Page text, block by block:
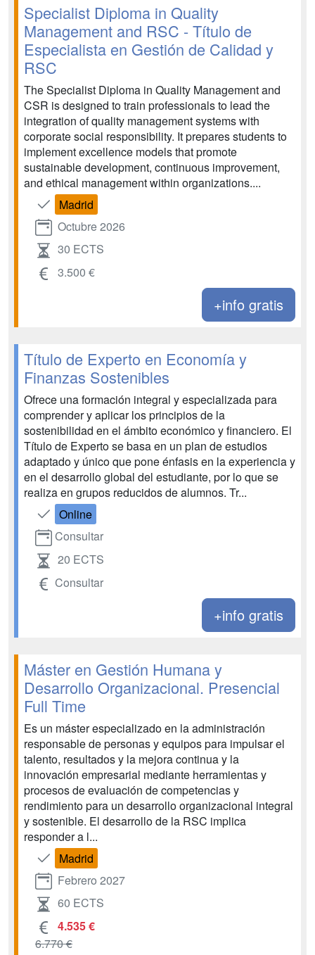
Specialist Diploma in Quality
Management and RSC - Título de
Especialista en Gestión de Calidad y
RSC
The Specialist Diploma in Quality Management and
CSR is designed to train professionals to lead the
integration of quality management systems with
corporate social responsibility. It prepares students to
implement excellence models that promote
sustainable development, continuous improvement,
and ethical management within organizations....
Madrid
Octubre 2026
30 ECTS
3.500 €
+info gratis
Título de Experto en Economía y
Finanzas Sostenibles
Ofrece una formación integral y especializada para
comprender y aplicar los principios de la
sostenibilidad en el ámbito económico y financiero. El
Título de Experto se basa en un plan de estudios
adaptado y único que pone énfasis en la experiencia y
en el desarrollo global del estudiante, por lo que se
realiza en grupos reducidos de alumnos. Tr...
Online
Consultar
20 ECTS
Consultar
+info gratis
Máster en Gestión Humana y
Desarrollo Organizacional. Presencial
Full Time
Es un máster especializado en la administración
responsable de personas y equipos para impulsar el
talento, resultados y la mejora continua y la
innovación empresarial mediante herramientas y
procesos de evaluación de competencias y
rendimiento para un desarrollo organizacional integral
y sostenible. El desarrollo de la RSC implica
responder a l...
Madrid
Febrero 2027
60 ECTS
4.535 €
6.770 €